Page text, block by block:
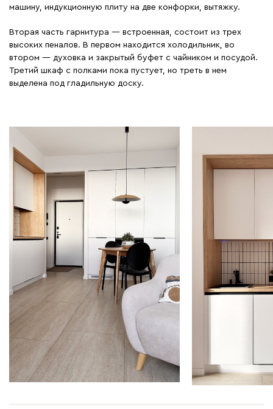
машину, индукционную плиту на две конфорки, вытяжку.
Вторая часть гарнитура — встроенная, состоит из трех
высоких пеналов. В первом находится холодильник, во
втором — духовка и закрытый буфет с чайником и посудой.
Третий шкаф с полками пока пустует, но треть в нем
выделена под гладильную доску.